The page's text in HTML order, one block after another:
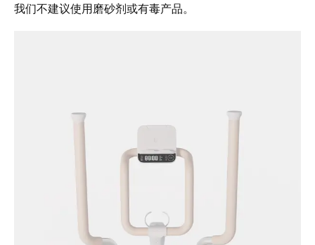
我们不建议使用磨砂剂或有毒产品。